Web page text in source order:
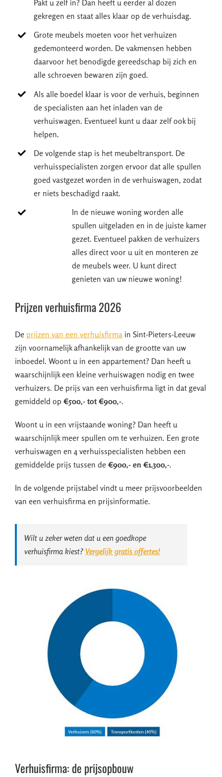
Pakt u zelf in? Dan heeft u eerder al dozen
gekregen en staat alles klaar op de verhuisdag.
Grote meubels moeten voor het verhuizen
gedemonteerd worden. De vakmensen hebben
daarvoor het benodigde gereedschap bij zich en
alle schroeven bewaren zijn goed.
Als alle boedel klaar is voor de verhuis, beginnen
de specialisten aan het inladen van de
verhuiswagen. Eventueel kunt u daar zelf ook bij
helpen.
De volgende stap is het meubeltransport. De
verhuisspecialisten zorgen ervoor dat alle spullen
goed vastgezet worden in de verhuiswagen, zodat
er niets beschadigd raakt.
In de nieuwe woning worden alle
spullen uitgeladen en in de juiste kamer
gezet. Eventueel pakken de verhuizers
alles direct voor u uit en monteren ze
de meubels weer. U kunt direct
genieten van uw nieuwe woning!
Prijzen verhuisfirma 2026
De prijzen van een verhuisfirma in Sint-Pieters-Leeuw
zijn voornamelijk afhankelijk van de grootte van uw
inboedel. Woont u in een appartement? Dan heeft u
waarschijnlijk een kleine verhuiswagen nodig en twee
verhuizers. De prijs van een verhuisfirma ligt in dat geval
gemiddeld op €500,- tot €900,-.
Woont u in een vrijstaande woning? Dan heeft u
waarschijnlijk meer spullen om te verhuizen. Een grote
verhuiswagen en 4 verhuisspecialisten hebben een
gemiddelde prijs tussen de €900,- en €1.300,-.
In de volgende prijstabel vindt u meer prijsvoorbeelden
van een verhuisfirma en prijsinformatie.
Wilt u zeker weten dat u een goedkope
verhuisfirma kiest? Vergelijk gratis offertes!
Verhuisfirma: de prijsopbouw